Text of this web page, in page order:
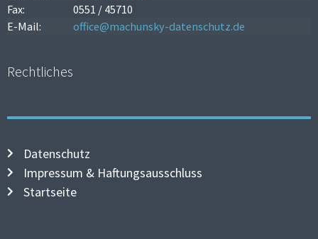
Fax:
0551 / 45710
E-Mail:
office@machunsky-datenschutz.de
Rechtliches
Datenschutz
Impressum & Haftungsausschluss
Startseite